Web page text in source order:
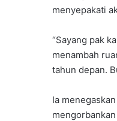
menyepakati
“Sayang pak
menambah
tahun depan.
Ia